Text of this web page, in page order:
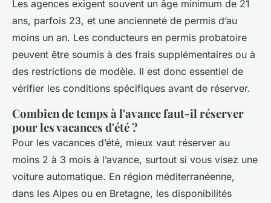
Les agences exigent souvent un âge minimum de 21
ans, parfois 23, et une ancienneté de permis d’au
moins un an. Les conducteurs en permis probatoire
peuvent être soumis à des frais supplémentaires ou à
des restrictions de modèle. Il est donc essentiel de
vérifier les conditions spécifiques avant de réserver.
Combien de temps à l'avance faut-il réserver
pour les vacances d'été ?
Pour les vacances d’été, mieux vaut réserver au
moins 2 à 3 mois à l’avance, surtout si vous visez une
voiture automatique. En région méditerranéenne,
dans les Alpes ou en Bretagne, les disponibilités